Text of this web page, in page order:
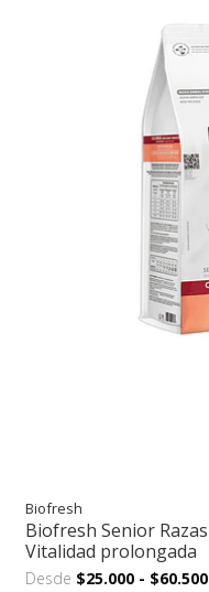
Biofresh
Biofresh Senior
Vitalidad prolongada
Desde $25.000 - $60.500